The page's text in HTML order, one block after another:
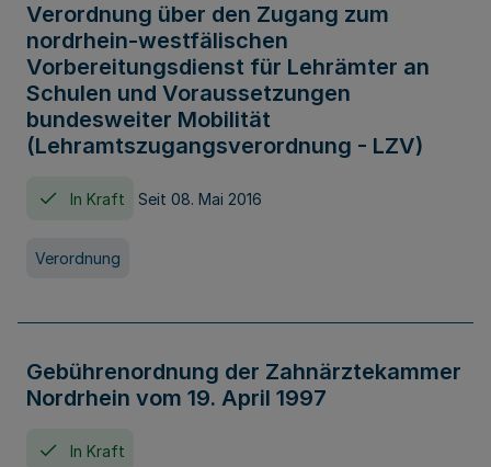
Verordnung über den Zugang zum
nordrhein-westfälischen
Vorbereitungsdienst für Lehrämter an
Schulen und Voraussetzungen
bundesweiter Mobilität
(Lehramtszugangsverordnung - LZV)
In Kraft Seit 08. Mai 2016
Verordnung
Gebührenordnung der Zahnärztekammer
Nordrhein vom 19. April 1997
In Kraft